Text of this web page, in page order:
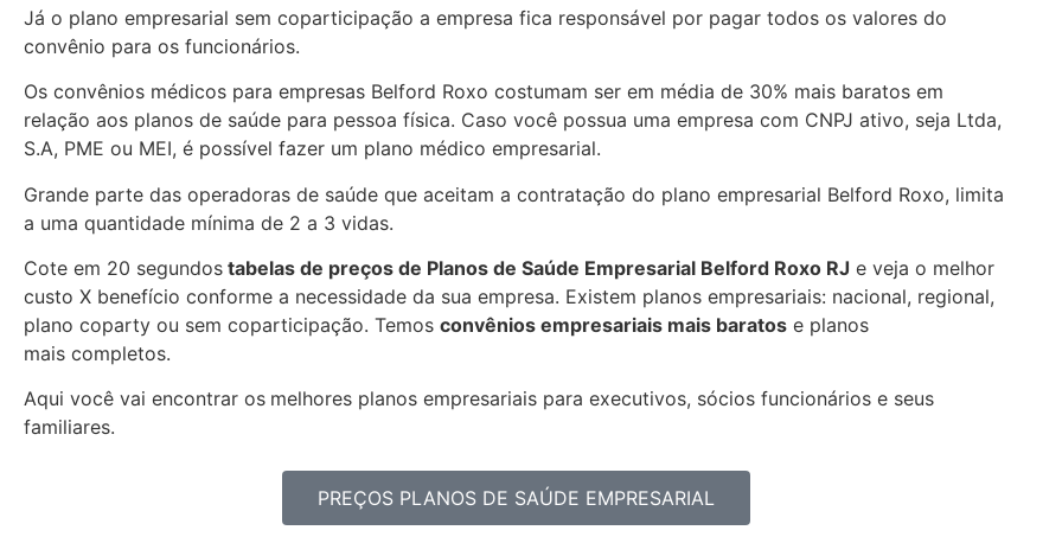
Já o plano empresarial sem coparticipação a empresa fica responsável por pagar todos os valores do
convênio para os funcionários.
Os convênios médicos para empresas Belford Roxo costumam ser em média de 30% mais baratos em
relação aos planos de saúde para pessoa física. Caso você possua uma empresa com CNPJ ativo, seja Ltda,
S.A, PME ou MEI, é possível fazer um plano médico empresarial.
Grande parte das operadoras de saúde que aceitam a contratação do plano empresarial Belford Roxo, limita
a uma quantidade mínima de 2 a 3 vidas.
Cote em 20 segundos tabelas de preços de Planos de Saúde Empresarial Belford Roxo RJ e veja o melhor
custo X benefício conforme a necessidade da sua empresa. Existem planos empresariais: nacional, regional,
plano coparty ou sem coparticipação. Temos convênios empresariais mais baratos e planos
mais completos.
Aqui você vai encontrar os melhores planos empresariais para executivos, sócios funcionários e seus
familiares.
PREÇOS PLANOS DE SAÚDE EMPRESARIAL